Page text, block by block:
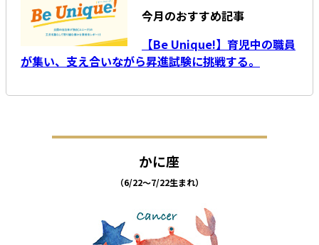
今月のおすすめ記事
【Be Unique!】育児中の職員
が集い、支え合いながら昇進試験に挑戦する。
かに座
（6/22～7/22生まれ）